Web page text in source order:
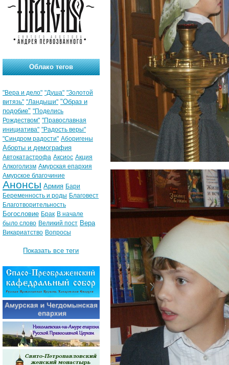
Облако тегов
"Вера и дело" "Душа" "Золотой
витязь" "Ландыши" "Образ и
подобие" "Поделись
Рождеством" "Православная
инициатива" "Радость веры"
"Синдром радости" Аборигены
Аборты и демография
Автокатастрофа Аксиос Акция
Алкоголизм Амурская епархия
Амурское благочиние
Анонсы Армия Бари
Беременность и роды Благовест
Благотворительность
Богословие Брак В начале
было слово Великий пост Вера
Викариатство Вопросы
Показать все теги